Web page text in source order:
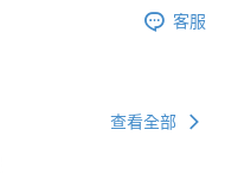
客服
查看全部